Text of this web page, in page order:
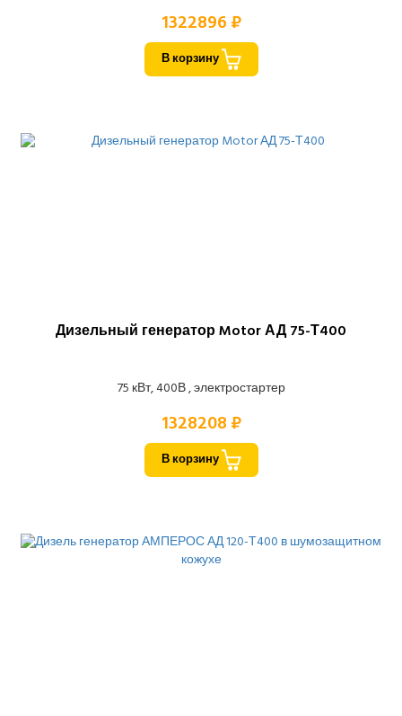
1322896 ₽
В корзину
Дизельный генератор Motor АД 75-Т400
75 кВт, 400В , электростартер
1328208 ₽
В корзину